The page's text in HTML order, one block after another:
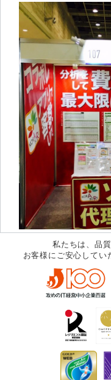
私たちは、品
お客様にご安心してい